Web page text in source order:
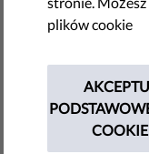
prawo do odmowy
by PILP
maja 25, 2017
12 maja sąd w
plików cookie
COOKIE